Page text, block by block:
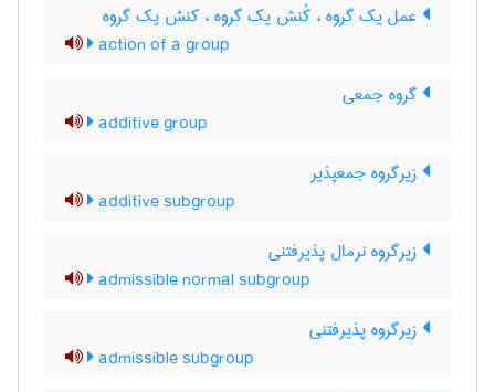
عمل یک گروه ، کُنش یک گروه ، کنش یک گروه
action of a group
گروه جمعی
additive group
زیرگروه جمعپذیر
additive subgroup
زیرگروه نرمال پذیرفتنی
admissible normal subgroup
زیرگروه پذیرفتنی
admissible subgroup